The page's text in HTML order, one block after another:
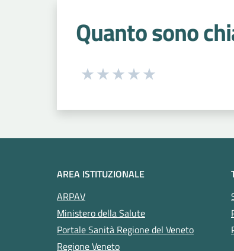
Quanto sono
Seleziona una valutazione
AREA ISTITUZIONALE
ARPAV
Ministero della Salute
Portale Sanità Regione del Veneto
Regione Veneto